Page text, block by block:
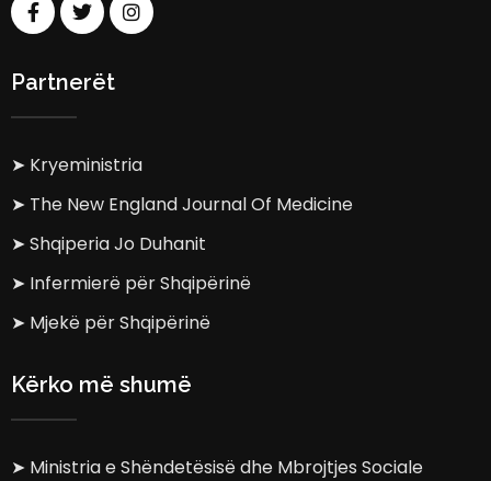
Partnerët
➤ Kryeministria
➤ The New England Journal Of Medicine
➤ Shqiperia Jo Duhanit
➤ Infermierë për Shqipërinë
➤ Mjekë për Shqipërinë
Kërko më shumë
➤ Ministria e Shëndetësisë dhe Mbrojtjes Sociale